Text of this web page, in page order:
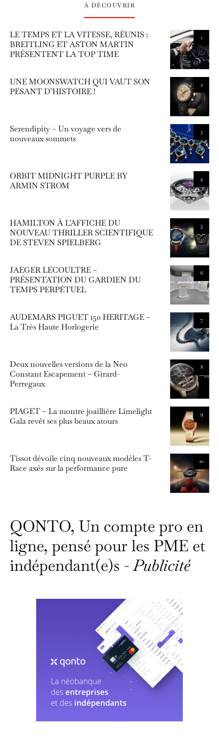
À DÉCOUVRIR
1
LE TEMPS ET LA VITESSE, RÉUNIS :
BREITLING ET ASTON MARTIN
PRÉSENTENT LA TOP TIME
2
UNE MOONSWATCH QUI VAUT SON
PESANT D’HISTOIRE !
3
Serendipity – Un voyage vers de
nouveaux sommets
4
ORBIT MIDNIGHT PURPLE BY
ARMIN STROM
5
HAMILTON À L’AFFICHE DU
NOUVEAU THRILLER SCIENTIFIQUE
DE STEVEN SPIELBERG
6
JAEGER LECOULTRE –
PRÉSENTATION DU GARDIEN DU
TEMPS PERPÉTUEL
7
AUDEMARS PIGUET 150 HERITAGE –
La Très Haute Horlogerie
8
Deux nouvelles versions de la Neo
Constant Escapement – Girard-
Perregaux
9
PIAGET – La montre joaillière Limelight
Gala revêt ses plus beaux atours
10
Tissot dévoile cinq nouveaux modèles T-
Race axés sur la performance pure
QONTO, Un compte pro en
ligne, pensé pour les PME et
indépendant(e)s -Publicité